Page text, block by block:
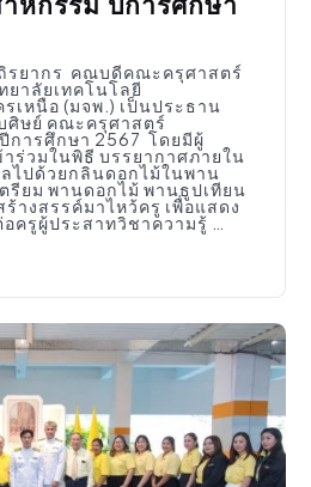
รยากร คณบดีคณะครุศาสตร์
าลัยเทคโนโลยี
เหนือ (มจพ.) เป็นประธาน
ศิษย์ คณะครุศาสตร์
การศึกษา 2567 โดยมีผู้
ร่วมในพิธี บรรยากาศภายใน
ไปด้วยกลิ่นดอกไม้ในพาน
รียม พานดอกไม้ พานธูปเทียน
างสรรค์มาไหว้ครู เพื่อแสดง
ครูผู้ประสาทวิชาความรู้ …